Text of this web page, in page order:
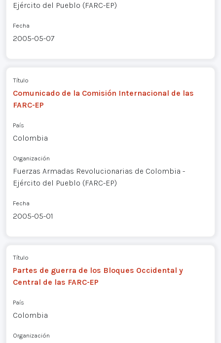
Ejército del Pueblo (FARC-EP)
Fecha
2005-05-07
Título
Comunicado de la Comisión Internacional de las
FARC-EP
País
Colombia
Organización
Fuerzas Armadas Revolucionarias de Colombia -
Ejército del Pueblo (FARC-EP)
Fecha
2005-05-01
Título
Partes de guerra de los Bloques Occidental y
Central de las FARC-EP
País
Colombia
Organización